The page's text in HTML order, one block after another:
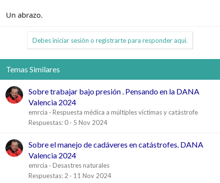
Un abrazo.
Debes iniciar sesión o registrarte para responder aquí.
Temas Similares
Sobre trabajar bajo presión . Pensando en la DANA
Valencia 2024
emrcia
Respuesta médica a múltiples víctimas y catástrofe
Respuestas 0 5 Nov 2024
Sobre el manejo de cadáveres en catástrofes. DANA
Valencia 2024
emrcia
Desastres naturales
Respuestas 2 11 Nov 2024